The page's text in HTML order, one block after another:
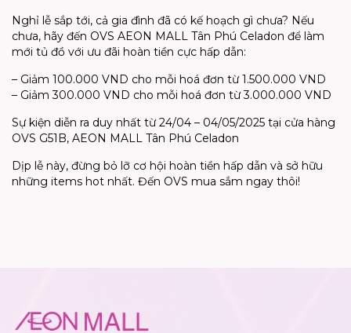
Nghỉ lễ sắp tới, cả gia đình đã có kế hoạch gì chưa? Nếu
chưa, hãy đến OVS AEON MALL Tân Phú Celadon để làm
mới tủ đồ với ưu đãi hoàn tiền cực hấp dẫn:
– Giảm 100.000 VND cho mỗi hoá đơn từ 1.500.000 VND
– Giảm 300.000 VND cho mỗi hoá đơn từ 3.000.000 VND
Sự kiện diễn ra duy nhất từ 24/04 – 04/05/2025 tại cửa hàng
OVS G51B, AEON MALL Tân Phú Celadon
Dịp lễ này, đừng bỏ lỡ cơ hội hoàn tiền hấp dẫn và sở hữu
những items hot nhất. Đến OVS mua sắm ngay thôi!